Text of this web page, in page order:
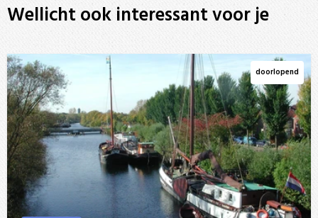
Wellicht ook interessant voor je
doorlopend